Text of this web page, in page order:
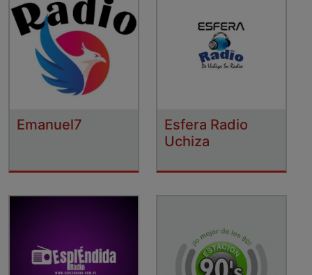
Emanuel7
Esfera Radio
Uchiza